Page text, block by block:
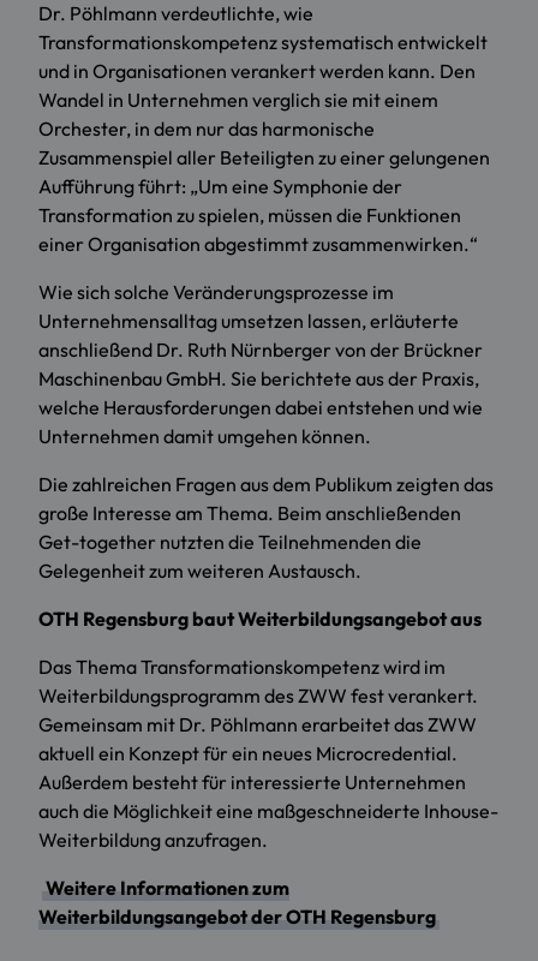
Dr. Pöhlmann verdeutlichte, wie
Transformationskompetenz systematisch entwickelt
und in Organisationen verankert werden kann. Den
Wandel in Unternehmen verglich sie mit einem
Orchester, in dem nur das harmonische
Zusammenspiel aller Beteiligten zu einer gelungenen
Aufführung führt: „Um eine Symphonie der
Transformation zu spielen, müssen die Funktionen
einer Organisation abgestimmt zusammenwirken.“
Wie sich solche Veränderungsprozesse im
Unternehmensalltag umsetzen lassen, erläuterte
anschließend Dr. Ruth Nürnberger von der Brückner
Maschinenbau GmbH. Sie berichtete aus der Praxis,
welche Herausforderungen dabei entstehen und wie
Unternehmen damit umgehen können.
Die zahlreichen Fragen aus dem Publikum zeigten das
große Interesse am Thema. Beim anschließenden
Get-together nutzten die Teilnehmenden die
Gelegenheit zum weiteren Austausch.
OTH Regensburg baut Weiterbildungsangebot aus
Das Thema Transformationskompetenz wird im
Weiterbildungsprogramm des ZWW fest verankert.
Gemeinsam mit Dr. Pöhlmann erarbeitet das ZWW
aktuell ein Konzept für ein neues Microcredential.
Außerdem besteht für interessierte Unternehmen
auch die Möglichkeit eine maßgeschneiderte Inhouse-
Weiterbildung anzufragen.
Weitere Informationen zum
Weiterbildungsangebot der OTH Regensburg